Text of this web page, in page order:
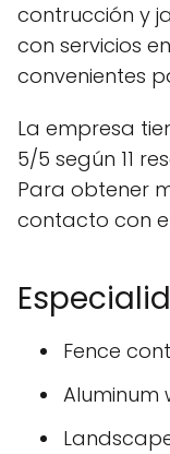
contrucción y
con servicios
convenientes
La empresa
5/5 según 11
Para obtener
contacto con
Fence
Aluminum